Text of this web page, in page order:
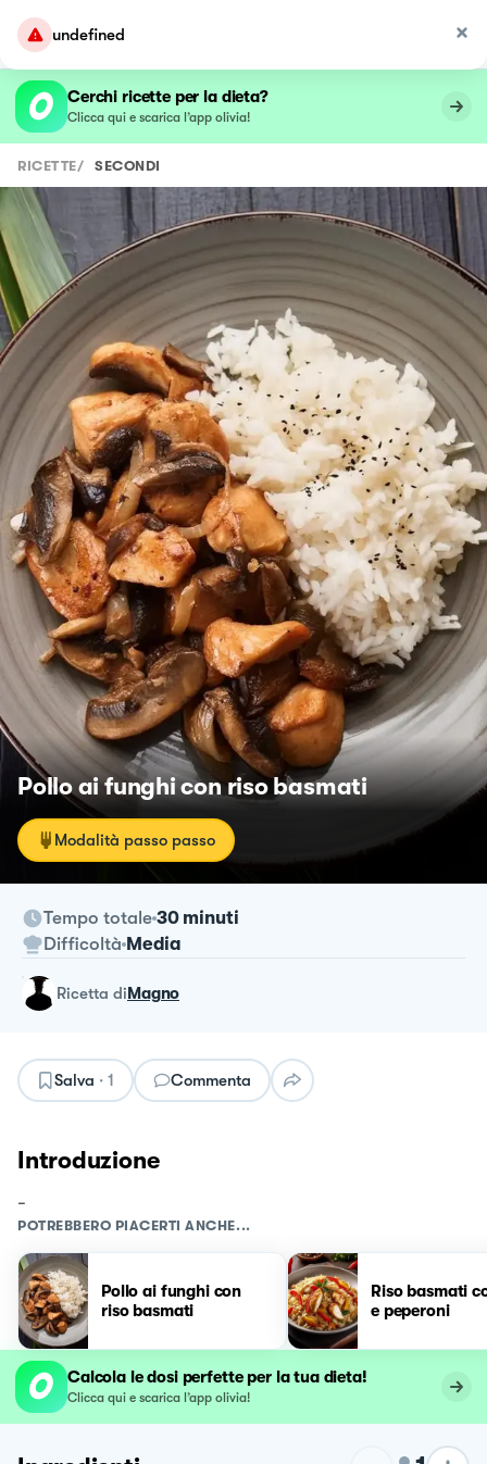
undefined
Cerchi ricette per la dieta?
Clicca qui e scarica l’app olivia!
RICETTE/ SECONDI
Pollo ai funghi con riso basmati
Modalità passo passo
Tempo totale 30 minuti
Difficoltà Media
ricetta diMagno
Salva · 1 Commenta
Introduzione
-
POTREBBERO PIACERTI ANCHE...
Pollo ai funghi con
riso basmati
Riso basmati
e peperoni
Calcola le dosi perfette per la tua dieta!
Clicca qui e scarica l’app olivia!